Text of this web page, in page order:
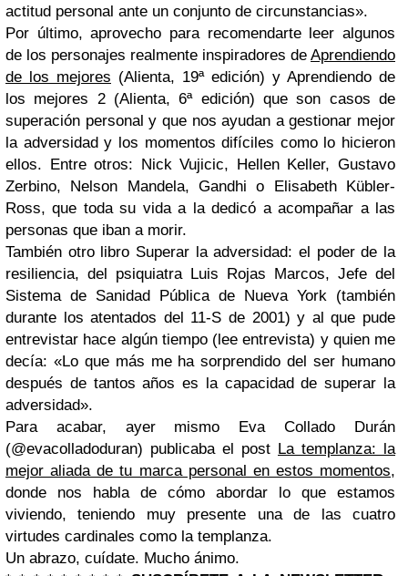
actitud personal ante un conjunto de circunstancias».
Por último, aprovecho para recomendarte leer algunos
de los personajes realmente inspiradores de Aprendiendo
de los mejores (Alienta, 19ª edición) y Aprendiendo de
los mejores 2 (Alienta, 6ª edición) que son casos de
superación personal y que nos ayudan a gestionar mejor
la adversidad y los momentos difíciles como lo hicieron
ellos. Entre otros: Nick Vujicic, Hellen Keller, Gustavo
Zerbino, Nelson Mandela, Gandhi o Elisabeth Kübler-
Ross, que toda su vida a la dedicó a acompañar a las
personas que iban a morir.
También otro libro Superar la adversidad: el poder de la
resiliencia, del psiquiatra Luis Rojas Marcos, Jefe del
Sistema de Sanidad Pública de Nueva York (también
durante los atentados del 11-S de 2001) y al que pude
entrevistar hace algún tiempo (lee entrevista) y quien me
decía: «Lo que más me ha sorprendido del ser humano
después de tantos años es la capacidad de superar la
adversidad».
Para acabar, ayer mismo Eva Collado Durán
(@evacolladoduran) publicaba el post La templanza: la
mejor aliada de tu marca personal en estos momentos,
donde nos habla de cómo abordar lo que estamos
viviendo, teniendo muy presente una de las cuatro
virtudes cardinales como la templanza.
Un abrazo, cuídate. Mucho ánimo.